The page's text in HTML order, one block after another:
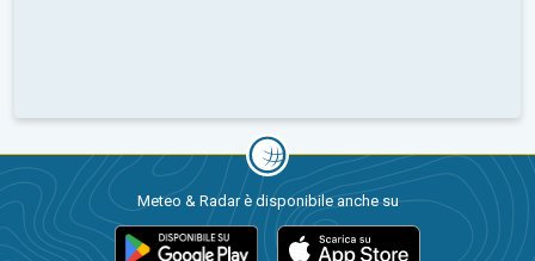
Meteo & Radar è disponibile anche su